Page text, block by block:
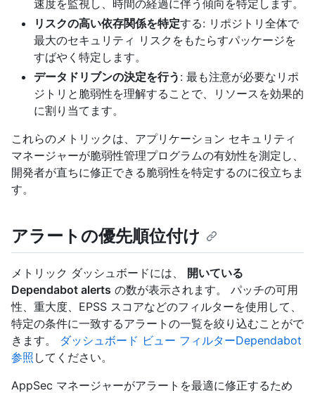
速度を監視し、時間の経過に伴う傾向を特定します。
リスクの高い依存関係を特定する: リポジトリ全体で
最大のセキュリティ リスクをもたらすパッケージを
すばやく特定します。
データドリブンの決定を行う : 最も注意が必要なリポ
ジトリと脆弱性を理解することで、リソースを効果的
に割り当てます。
これらのメトリックは、アプリケーション セキュリティ
マネージャーが脆弱性管理プログラムの有効性を測定し、
開発者が直ちに修正できる脆弱性を特定するのに役立ちま
す。
アラートの優先順位付け
メトリック ダッシュボードには、 開いている
Dependabot alerts の数が表示されます。 パッチの可用
性、重大度、EPSS スコアなどのフィルターを使用して、
特定の条件に一致するアラートの一覧を絞り込むことがで
きます。 ダッシュボード ビュー フィルターDependabot
参照 してください。
AppSec マネージャーがアラートを最適に修正するため